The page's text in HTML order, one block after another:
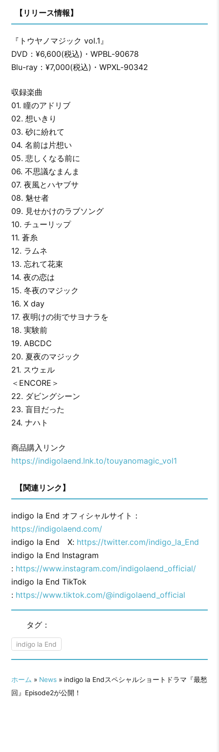
【リリース情報】
『トウヤノマジック vol.1』
DVD：¥6,600(税込)・WPBL-90678
Blu-ray：¥7,000(税込)・WPXL-90342
収録楽曲
01. 瞳のアドリブ
02. 想いきり
03. 砂に紛れて
04. 名前は片想い
05. 悲しくなる前に
06. 不思議なまんま
07. 夜風とハヤブサ
08. 魅せ者
09. 見せかけのラブソング
10. チューリップ
11. 蒼糸
12. ラムネ
13. 忘れて花束
14. 夜の恋は
15. 冬夜のマジック
16. X day
17. 夜明けの街でサヨナラを
18. 実験前
19. ABCDC
20. 夏夜のマジック
21. スウェル
＜ENCORE＞
22. ダビングシーン
23. 盲目だった
24. ナハト
商品購入リンク
https://indigolaend.lnk.to/touyanomagic_vol1
【関連リンク】
indigo la End オフィシャルサイト：
https://indigolaend.com/
indigo la End X: https://twitter.com/indigo_la_End
indigo la End Instagram
: https://www.instagram.com/indigolaend_official/
indigo la End TikTok
: https://www.tiktok.com/@indigolaend_official
タグ：
indigo la End
ホーム » News» indigo la Endスペシャルショートドラマ『最愁
回』Episode2が公開！